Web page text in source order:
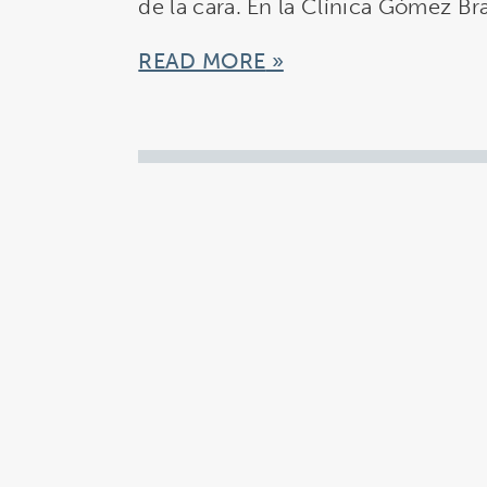
de la cara. En la Clínica Gómez
READ MORE